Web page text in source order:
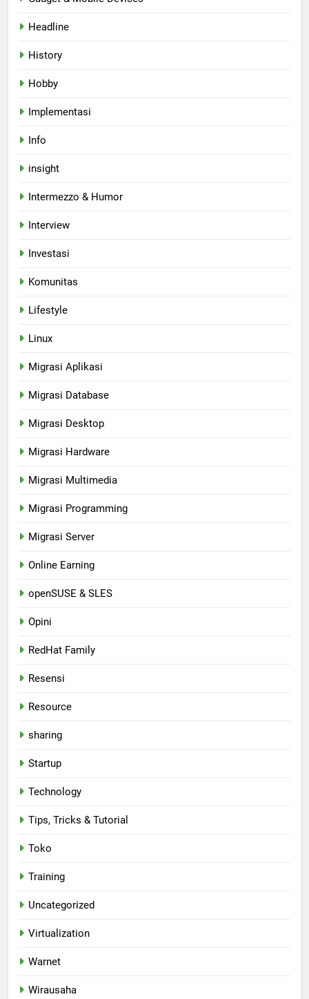
Headline
History
Hobby
Implementasi
Info
insight
Intermezzo & Humor
Interview
Investasi
Komunitas
Lifestyle
Linux
Migrasi Aplikasi
Migrasi Database
Migrasi Desktop
Migrasi Hardware
Migrasi Multimedia
Migrasi Programming
Migrasi Server
Online Earning
openSUSE & SLES
Opini
RedHat Family
Resensi
Resource
sharing
Startup
Technology
Tips, Tricks & Tutorial
Toko
Training
Uncategorized
Virtualization
Warnet
Wirausaha